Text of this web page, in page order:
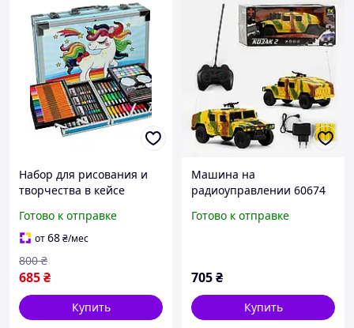
Набор для рисования и
творчества в кейсе
два яруса. Набор для
творчества детский
Синий
Готово к отправке
от68₴/мес
685₴
800 ₴
Купить
Машина на
радиоуправлении 60674
Бронемашина Козак
Готово к отправке
705₴
Купить